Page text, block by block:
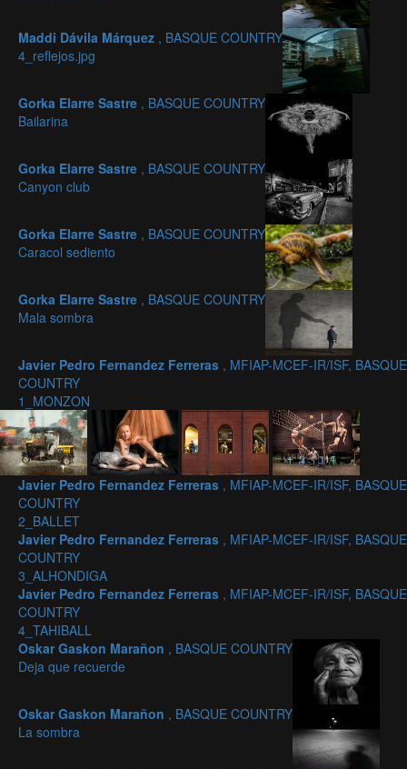
Maddi Dávila Márquez , BASQUE COUNTRY
4_reflejos.jpg
Gorka Elarre Sastre , BASQUE COUNTRY
Bailarina
Gorka Elarre Sastre , BASQUE COUNTRY
Canyon club
Gorka Elarre Sastre , BASQUE COUNTRY
Caracol sediento
Gorka Elarre Sastre , BASQUE COUNTRY
Mala sombra
Javier Pedro Fernandez Ferreras , MFIAP-MCEF-IR/ISF, BASQUE
COUNTRY
1_MONZON
Javier Pedro Fernandez Ferreras , MFIAP-MCEF-IR/ISF, BASQUE
COUNTRY
2_BALLET
Javier Pedro Fernandez Ferreras , MFIAP-MCEF-IR/ISF, BASQUE
COUNTRY
3_ALHONDIGA
Javier Pedro Fernandez Ferreras , MFIAP-MCEF-IR/ISF, BASQUE
COUNTRY
4_TAHIBALL
Oskar Gaskon Marañon , BASQUE COUNTRY
Deja que recuerde
Oskar Gaskon Marañon , BASQUE COUNTRY
La sombra